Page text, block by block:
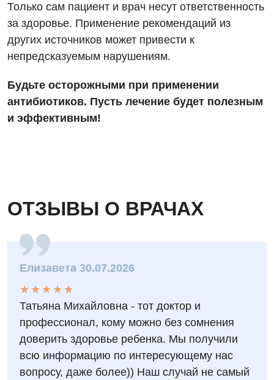
Пульмонология
Ревматология
Терапевтическое отделение
Терапия
Физиотерапия
Хирургическое отделение
Эндокринология
Для детей
Детская аллергология
Детская гастроэнтерология
Детская гинекология
Только сам пациент и врач несут ответственность
за здоровье. Применение рекомендаций из
других источников может привести к
непредсказуемым нарушениям.
Будьте осторожными при применении
антибиотиков. Пусть лечение будет полезным
и эффективным!
ОТЗЫВЫ О ВРАЧАХ
Елизавета 30.07.2026
★
★
★
★
★
★ ★ ★ ★ ★
Татьяна Михайловна - тот доктор и
профессионал, кому можно без сомнения
доверить здоровье ребенка. Мы получили
всю информацию по интересующему нас
вопросу, даже более)) Наш случай не самый